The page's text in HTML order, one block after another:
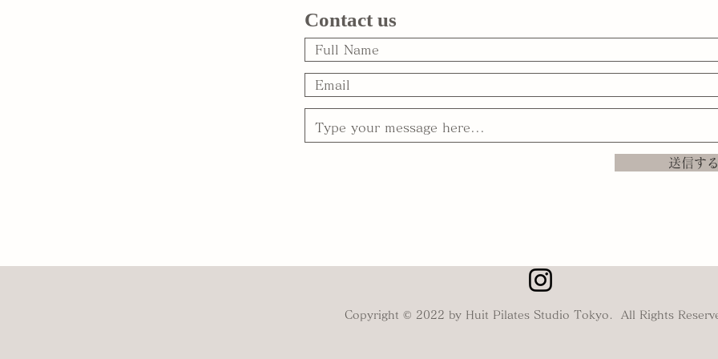
Contact us
送信する
Copyright © 2022 by Huit Pilates Studio Tokyo. All Rights